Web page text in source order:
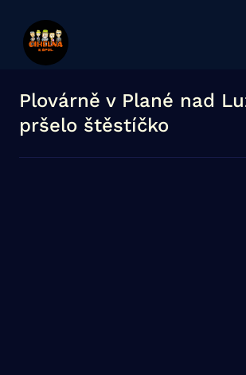
Plovárně v Plané nad
pršelo štěstíčko